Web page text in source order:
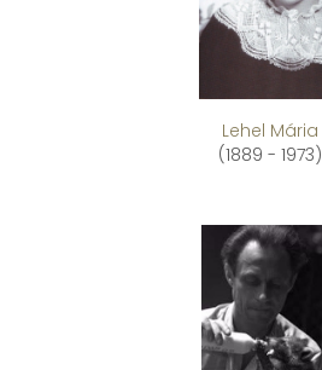
Lehel Mária
(1889 - 1973)